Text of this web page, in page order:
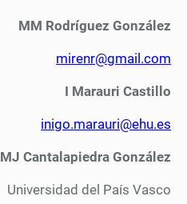
MM Rodríguez González
mirenr@gmail.com
I Marauri Castillo
inigo.marauri@ehu.es
MJ Cantalapiedra González
Universidad del País Vasco